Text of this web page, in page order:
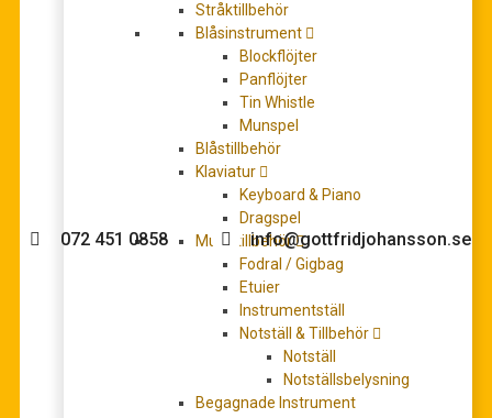
Stråktillbehör
Blåsinstrument
Blockflöjter
Panflöjter
Tin Whistle
Munspel
Blåstillbehör
Klaviatur
Keyboard & Piano
Dragspel
Musiktillbehör
Fodral / Gigbag
Etuier
Instrumentställ
Notställ & Tillbehör
Notställ
Notställsbelysning
Begagnade Instrument
Classics To Moderns 5
224,00kr
LÄGG TILL I VARUKORG
Behöver du hjälp med köpet?
072 451 0858 info@gottfridjohansson.se
Johansson Musik webbshop!
Telefontider:
Måndag – fredag 10-12